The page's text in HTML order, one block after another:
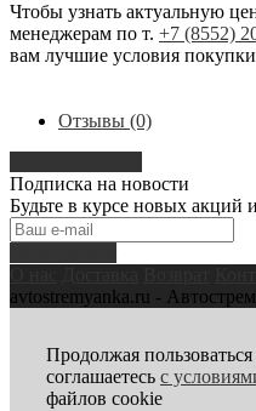
Чтобы узнать актуальную
менеджерам по т. +7 (8552)
вам лучшие условия покупки
Отзывы (0)
Подписка на новости
Будьте в курсе новых акций
avtostremyanka.ru -
Продолжая
соглашаетесь с
файлов cookie